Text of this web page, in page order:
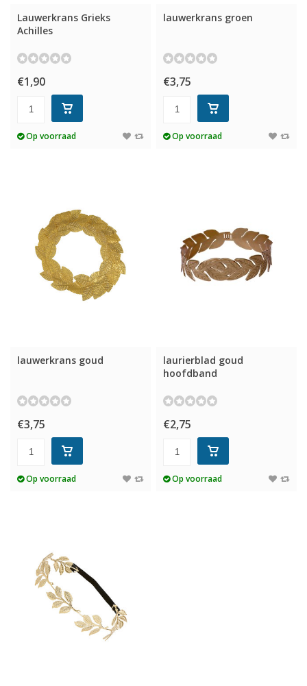
Lauwerkrans Grieks
Achilles
€1,90
Op voorraad
lauwerkrans groen
€3,75
Op voorraad
lauwerkrans goud
€3,75
Op voorraad
laurierblad goud
hoofdband
€2,75
Op voorraad